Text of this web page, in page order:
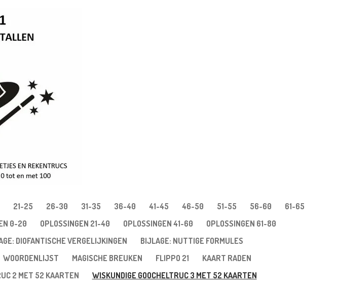
21-25 26-30 31-35 36-40 41-45 46-50 51-55 56-60
61-65
0-20 OPLOSSINGEN 21-40 OPLOSSINGEN 41-60
OPLOSSINGEN 61-80
DIOFANTISCHE VERGELIJKINGEN
BIJLAGE: NUTTIGE FORMULES
WOORDENLIJST MAGISCHE BREUKEN FLIPPO 21
KAART RADEN
2 MET 52 KAARTEN
WISKUNDIGE GOOCHELTRUC 3 MET 52 KAARTEN